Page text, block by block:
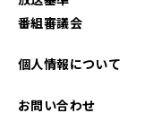
番組審議会
個人情報について
お問い合わせ